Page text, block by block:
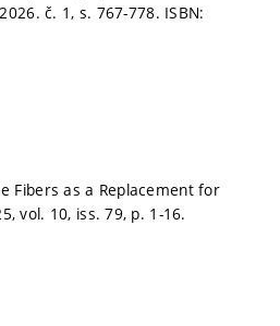
č. 1, s. 767-778. ISBN:
Fibers as a Replacement for
vol. 10, iss. 79, p. 1-16.